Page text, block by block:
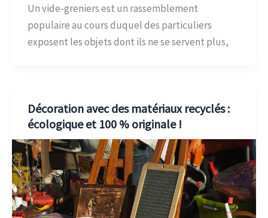
Un vide-greniers est un rassemblement
populaire au cours duquel des particuliers
exposent les objets dont ils ne se servent plus,
Décoration avec des matériaux recyclés :
écologique et 100 % originale !